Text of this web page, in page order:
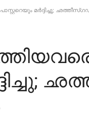
മർദ്ദിച്ചു;